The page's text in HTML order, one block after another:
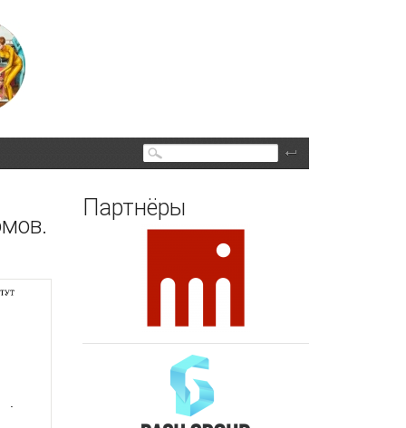
Поиск
Партнёры